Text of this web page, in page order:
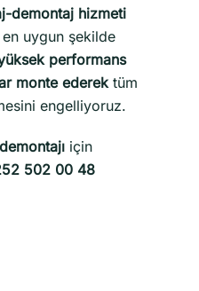
demontaj hizmeti
en uygun şekilde
performans
monte ederektüm
engelliyoruz.
için
502 00 48